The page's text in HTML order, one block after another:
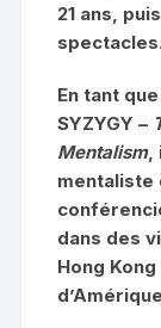
21 ans,
spectacles.
En tant
SYZYGY –
Mentalism,
mentaliste
dans des
Hong